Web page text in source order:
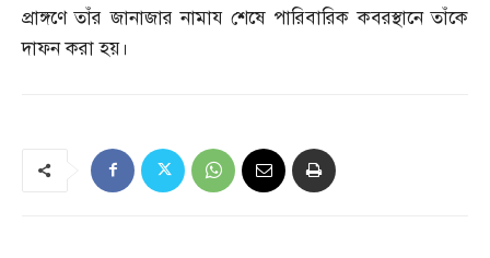
প্রাঙ্গণে তাঁর জানাজার নামায শেষে পারিবারিক কবরস্থানে তাঁকে
দাফন করা হয়।